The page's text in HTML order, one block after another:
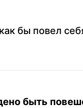
бы повел
быть